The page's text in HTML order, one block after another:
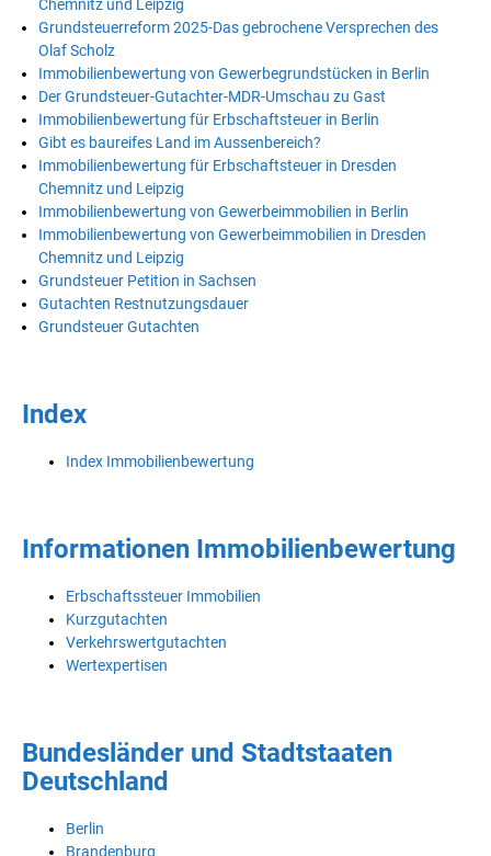
Chemnitz und Leipzig
Grundsteuerreform 2025-Das gebrochene Versprechen des
Olaf Scholz
Immobilienbewertung von Gewerbegrundstücken in Berlin
Der Grundsteuer-Gutachter-MDR-Umschau zu Gast
Immobilienbewertung für Erbschaftsteuer in Berlin
Gibt es baureifes Land im Aussenbereich?
Immobilienbewertung für Erbschaftsteuer in Dresden
Chemnitz und Leipzig
Immobilienbewertung von Gewerbeimmobilien in Berlin
Immobilienbewertung von Gewerbeimmobilien in Dresden
Chemnitz und Leipzig
Grundsteuer Petition in Sachsen
Gutachten Restnutzungsdauer
Grundsteuer Gutachten
Index
Index Immobilienbewertung
Informationen Immobilienbewertung
Erbschaftssteuer Immobilien
Kurzgutachten
Verkehrswertgutachten
Wertexpertisen
Bundesländer und Stadtstaaten
Deutschland
Berlin
Brandenburg